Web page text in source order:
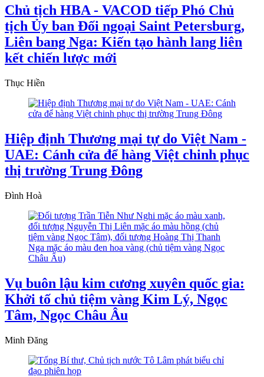
Chủ tịch HBA - VACOD tiếp Phó Chủ
tịch Ủy ban Đối ngoại Saint Petersburg,
Liên bang Nga: Kiến tạo hành lang liên
kết chiến lược mới
Thục Hiền
Hiệp định Thương mại tự do Việt Nam -
UAE: Cánh cửa để hàng Việt chinh phục
thị trường Trung Đông
Đình Hoà
Vụ buôn lậu kim cương xuyên quốc gia:
Khởi tố chủ tiệm vàng Kim Lý, Ngọc
Tâm, Ngọc Châu Âu
Minh Đăng